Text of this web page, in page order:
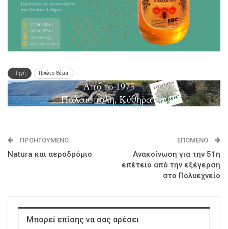
Πηγή Πρώτο Θέμα
ΠΡΟΗΓΟΎΜΕΝΟ
Natura και αεροδρόμιο
ΕΠΌΜΕΝΟ
Ανακοίνωση για την 51η
επέτειο από την εξέγερση
στο Πολυεχνείο
Μπορεί επίσης να σας αρέσει